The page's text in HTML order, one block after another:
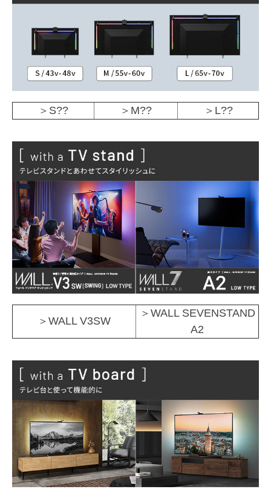
＞S?? ＞M?? ＞L??
＞WALL V3SW
＞WALL SEVENSTAND
A2